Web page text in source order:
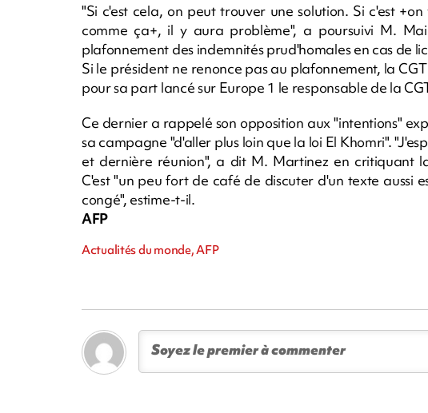
"Si c'est cela, on peut trouver une solution. Si c'est
comme ça+, il y aura problème", a poursuivi M.
plafonnement des indemnités prud'homales en cas de
Si le président ne renonce pas au plafonnement, la
pour sa part lancé sur Europe 1 le responsable de la
Ce dernier a rappelé son opposition aux "intentions"
sa campagne "d'aller plus loin que la loi El Khomri".
et dernière réunion", a dit M. Martinez en critiquant
C'est "un peu fort de café de discuter d'un texte aussi
congé", estime-t-il.
AFP
Actualités du monde, AFP